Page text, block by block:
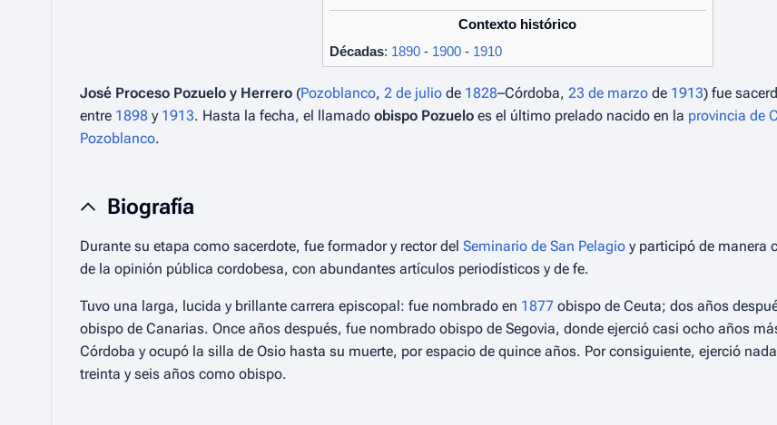
Contexto histórico
Décadas: 1890- 1900- 1910
José Proceso Pozuelo y Herrero (Pozoblanco, 2 de julio de 1828–Córdoba, 23 de marzo de 1913) fue
entre 1898 y 1913. Hasta la fecha, el llamado obispo Pozuelo es el último prelado nacido en la provincia de
Pozoblanco.
Biografía
Durante su etapa como sacerdote, fue formador y rector del Seminario de San Pelagio y participó de manera
de la opinión pública cordobesa, con abundantes artículos periodísticos y de fe.
Tuvo una larga, lucida y brillante carrera episcopal: fue nombrado en 1877 obispo de Ceuta; dos años
obispo de Canarias. Once años después, fue nombrado obispo de Segovia, donde ejerció casi ocho años
Córdoba y ocupó la silla de Osio hasta su muerte, por espacio de quince años. Por consiguiente, ejerció
treinta y seis años como obispo.